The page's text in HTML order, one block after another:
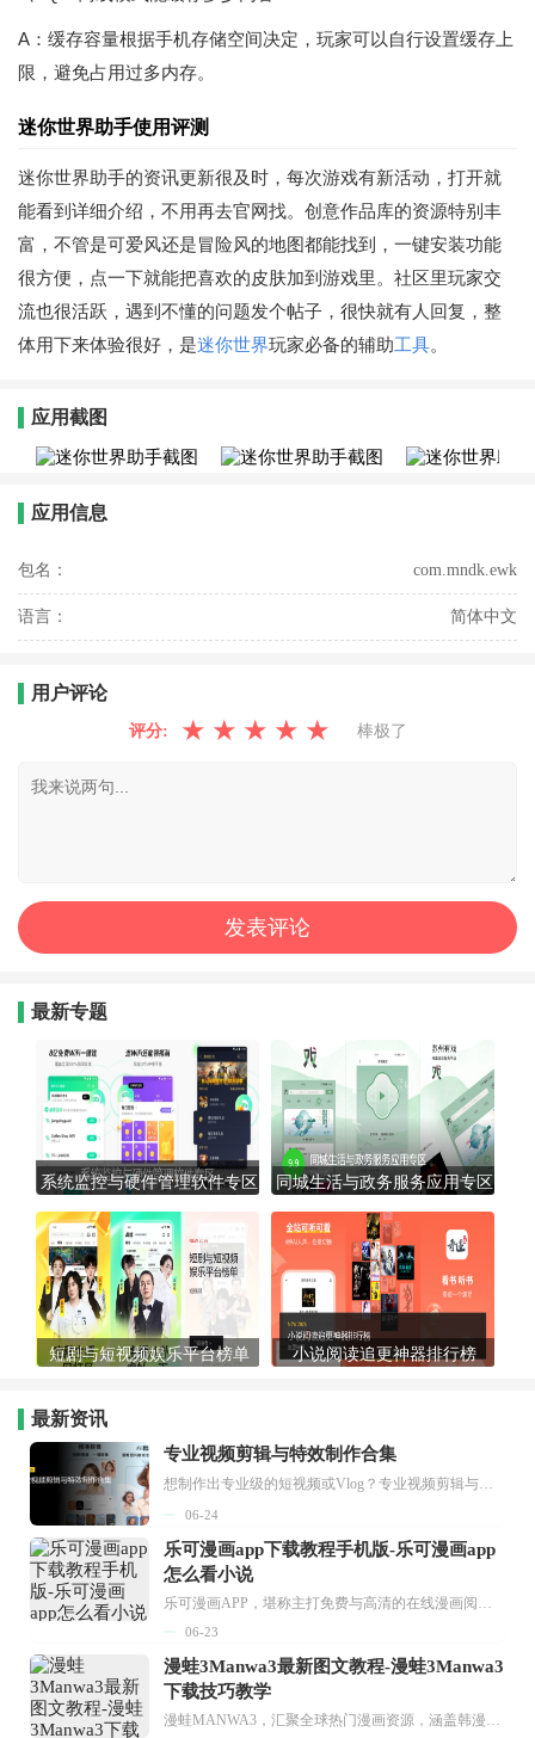
A：缓存容量根据手机存储空间决定，玩家可以自行设置缓存上
限，避免占用过多内存。
迷你世界助手使用评测
迷你世界助手的资讯更新很及时，每次游戏有新活动，打开就
能看到详细介绍，不用再去官网找。创意作品库的资源特别丰
富，不管是可爱风还是冒险风的地图都能找到，一键安装功能
很方便，点一下就能把喜欢的皮肤加到游戏里。社区里玩家交
流也很活跃，遇到不懂的问题发个帖子，很快就有人回复，整
体用下来体验很好，是迷你世界玩家必备的辅助工具。
应用截图
应用信息
包名： com.mndk.ewk
语言： 简体中文
用户评论
评分: ★ ★ ★ ★ ★ 棒极了
最新专题
系统监控与硬件管理软件专区 同城生活与政务服务应用专区
短剧与短视频娱乐平台榜单 小说阅读追更神器排行榜
最新资讯
专业视频剪辑与特效制作合集
想制作出专业级的短视频或Vlog？专业视频剪辑与特效制作大全专题为你提供了从剪辑、抠像到特效包装的全套解决方案。无论是添加炫酷的片头、进行精准的视频抠图，还是制...
06-24
乐可漫画app下载教程手机版-乐可漫画app
怎么看小说
乐可漫画APP，堪称主打免费与高清的在线漫画阅读神器。其官方版提供海量完整版漫画资源，无论是国内漫画，还是日漫、韩漫、台漫、美漫等国外漫画，应有尽有，随时供你阅读。只需轻点一下，便能直接进入阅读界面。不仅如此，乐可漫画最新版本更新速度极快，在这里，你总能抢先看到全网一手漫画章节内容！...
06-23
漫蛙3Manwa3最新图文教程-漫蛙3Manwa3
下载技巧教学
漫蛙MANWA3，汇聚全球热门漫画资源，涵盖韩漫、欧美漫画、国漫等多种类型，题材丰富多样，全方位满足用户阅读喜好。它不仅是阅读平台，更是创作平台，为广大用户打造零门槛创作环境。...